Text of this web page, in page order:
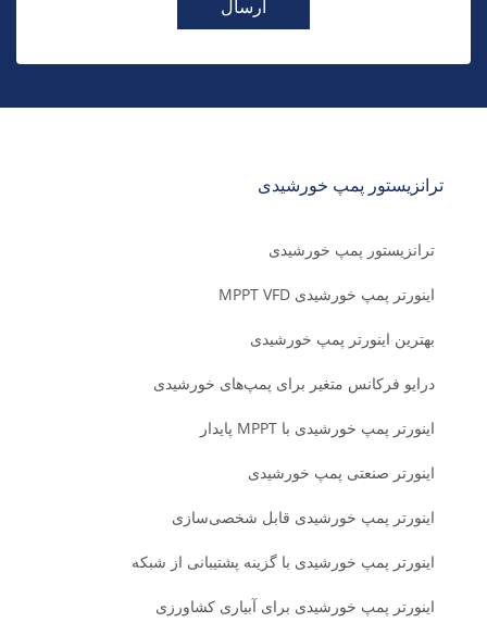
ارسال
ترانزیستور پمپ خورشیدی
ترانزیستور پمپ خورشیدی
اینورتر پمپ خورشیدی MPPT VFD
بهترین اینورتر پمپ خورشیدی
درایو فرکانس متغیر برای پمپ‌های خورشیدی
اینورتر پمپ خورشیدی با MPPT پایدار
اینورتر صنعتی پمپ خورشیدی
اینورتر پمپ خورشیدی قابل شخصی‌سازی
اینورتر پمپ خورشیدی با گزینه پشتیبانی از شبکه
اینورتر پمپ خورشیدی برای آبیاری کشاورزی